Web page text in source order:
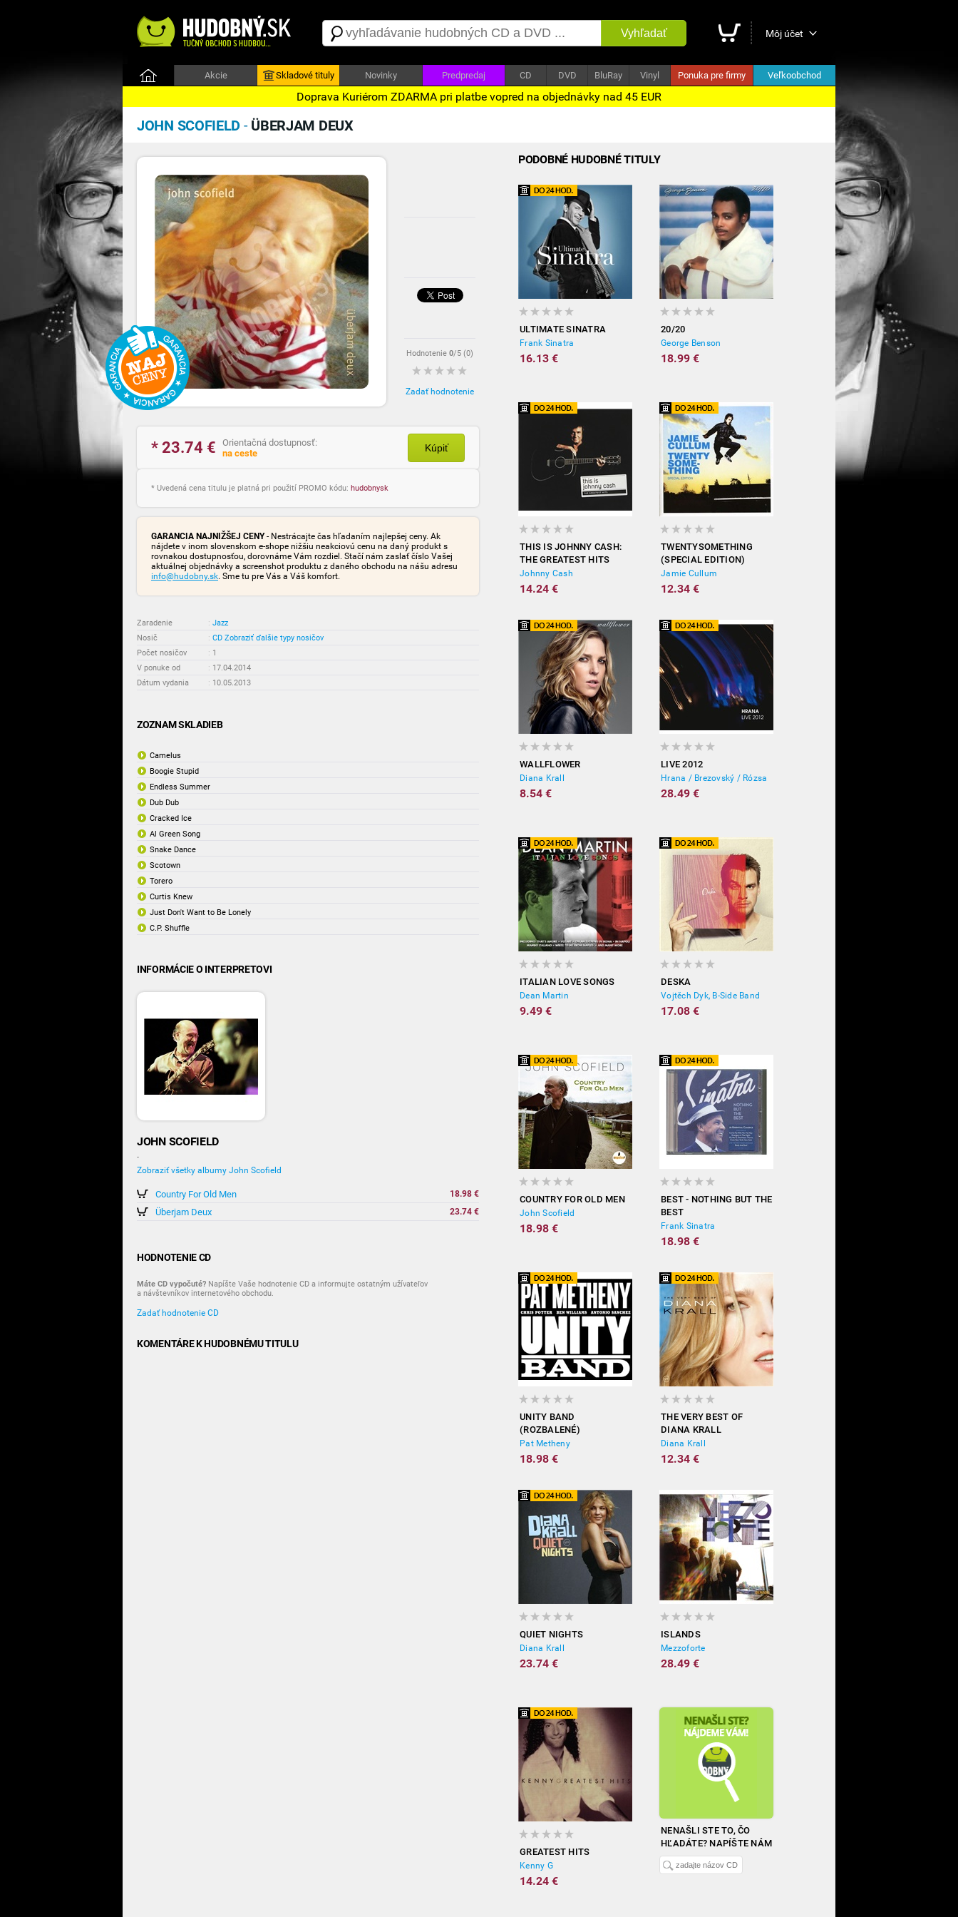
Vyhľadať Môj účet
Akcie Skladové tituly Novinky Predpredaj CD DVD BluRay Vinyl Ponuka pre firmy Veľkoobchod
Doprava Kuriérom ZDARMA pri platbe vopred na objednávky nad 45 EUR
JOHN SCOFIELD - ÜBERJAM DEUX
Hodnotenie 0/5 (0)
Zadať hodnotenie
* 23.74 €
Orientačná dostupnosť:
na ceste
Kúpiť
* Uvedená cena titulu je platná pri použití PROMO kódu: hudobnysk
GARANCIA NAJNIŽŠEJ CENY- Nestrácajte čas hľadaním najlepšej ceny. Ak
nájdete v inom slovenskom e-shope nižšiu neakciovú cenu na daný produkt s
rovnakou dostupnosťou, dorovnáme Vám rozdiel. Stačí nám zaslať číslo Vašej
aktuálnej objednávky a screenshot produktu z daného obchodu na nášu adresu
info@hudobny.sk. Sme tu pre Vás a Váš komfort.
Zaradenie : Jazz
Nosič
: CD Zobraziť ďalšie typy nosičov
Počet nosičov
: 1
V ponuke od
: 17.04.2014
Dátum vydania
: 10.05.2013
ZOZNAM SKLADIEB
Camelus
Boogie Stupid
Endless Summer
Dub Dub
Cracked Ice
Al Green Song
Snake Dance
Scotown
Torero
Curtis Knew
Just Don't Want to Be Lonely
C.P. Shuffle
INFORMÁCIE O INTERPRETOVI
JOHN SCOFIELD
-
Zobraziť všetky albumy John Scofield
Country For Old Men 18.98 €
Überjam Deux 23.74 €
HODNOTENIE CD
Máte CD vypočuté? Napíšte Vaše hodnotenie CD a informujte ostatným užívateľov
a návštevníkov internetového obchodu.
Zadať hodnotenie CD
KOMENTÁRE K HUDOBNÉMU TITULU
PODOBNÉ HUDOBNÉ TITULY
ULTIMATE SINATRA
Frank Sinatra
16.13 €
20/20
George Benson
18.99 €
THIS IS JOHNNY CASH:
THE GREATEST HITS
Johnny Cash
14.24 €
TWENTYSOMETHING
(SPECIAL EDITION)
Jamie Cullum
12.34 €
WALLFLOWER
Diana Krall
8.54 €
LIVE 2012
Hrana / Brezovský / Rózsa
28.49 €
ITALIAN LOVE SONGS
Dean Martin
9.49 €
DESKA
Vojtěch Dyk, B-Side Band
17.08 €
COUNTRY FOR OLD MEN
John Scofield
18.98 €
BEST - NOTHING BUT THE
BEST
Frank Sinatra
18.98 €
UNITY BAND
(ROZBALENÉ)
Pat Metheny
18.98 €
THE VERY BEST OF
DIANA KRALL
Diana Krall
12.34 €
QUIET NIGHTS
Diana Krall
23.74 €
ISLANDS
Mezzoforte
28.49 €
GREATEST HITS
Kenny G
14.24 €
NENAŠLI STE TO, ČO
HĽADÁTE? NAPÍŠTE NÁM